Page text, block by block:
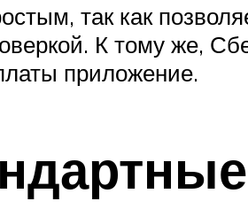
так как
К тому же,
приложение.